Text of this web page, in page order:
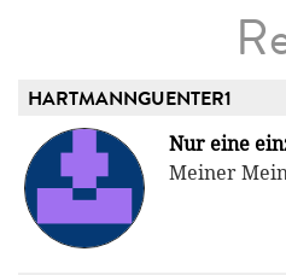
HARTMANNGUENTER1
Nur eine
Meiner